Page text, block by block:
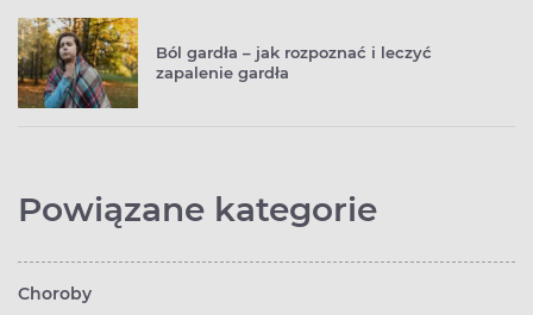
Ból gardła – jak rozpoznać i leczyć
zapalenie gardła
Powiązane kategorie
Choroby